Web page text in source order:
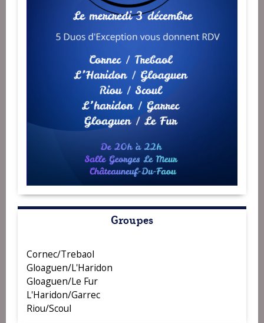
Groupes
Cornec/Trebaol
Gloaguen/L'Haridon
Gloaguen/Le Fur
L'Haridon/Garrec
Riou/Scoul